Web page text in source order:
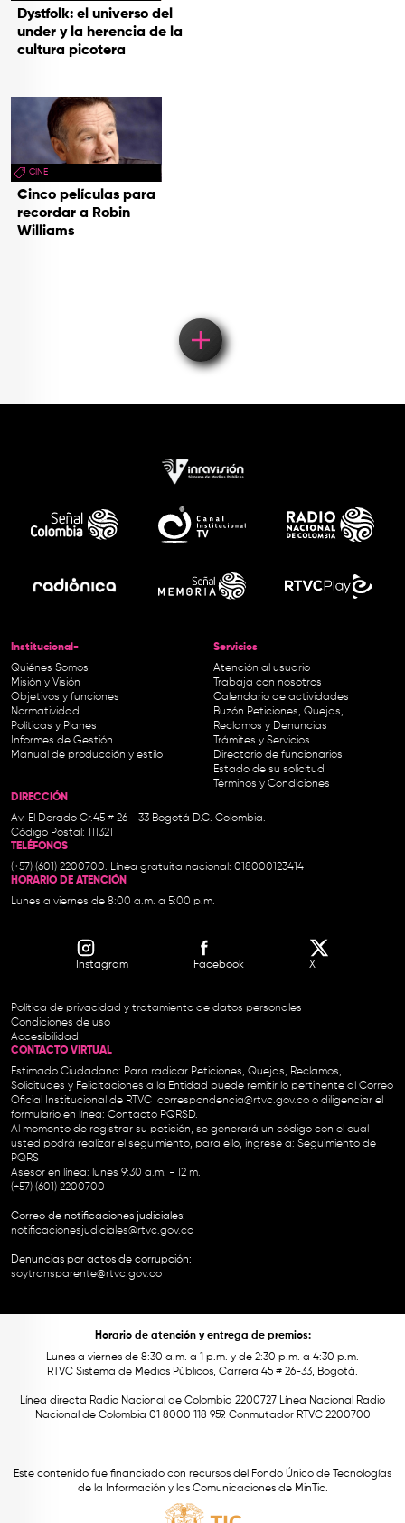
Dystfolk: el universo del
under y la herencia de la
cultura picotera
CINE
Cinco películas para
recordar a Robin
Williams
Institucional-
Quiénes Somos
Misión y Visión
Objetivos y funciones
Normatividad
Políticas y Planes
Informes de Gestión
Manual de producción y estilo
Servicios
Atención al usuario
Trabaja con nosotros
Calendario de actividades
Buzón Peticiones, Quejas,
Reclamos y Denuncias
Trámites y Servicios
Directorio de funcionarios
Estado de su solicitud
Términos y Condiciones
DIRECCIÓN
Av. El Dorado Cr.45 # 26 - 33 Bogotá D.C. Colombia.
Código Postal: 111321
TELÉFONOS
(+57) (601) 2200700. Línea gratuita nacional: 018000123414
HORARIO DE ATENCIÓN
Lunes a viernes de 8:00 a.m. a 5:00 p.m.
Instagram Facebook X
Política de privacidad y tratamiento de datos personales
Condiciones de uso
Accesibilidad
CONTACTO VIRTUAL
Estimado Ciudadano: Para radicar Peticiones, Quejas, Reclamos,
Solicitudes y Felicitaciones a la Entidad puede remitir lo pertinente al Correo
Oficial Institucional de RTVC correspondencia@rtvc.gov.co o diligenciar el
formulario en línea: Contacto PQRSD.
Al momento de registrar su petición, se generará un código con el cual
usted podrá realizar el seguimiento, para ello, ingrese a: Seguimiento de
PQRS
Asesor en línea: lunes 9:30 a.m. - 12 m.
(+57) (601) 2200700
Correo de notificaciones judiciales:
notificacionesjudiciales@rtvc.gov.co
Denuncias por actos de corrupción:
soytransparente@rtvc.gov.co
Horario de atención y entrega de premios:
Lunes a viernes de 8:30 a.m. a 1 p.m. y de 2:30 p.m. a 4:30 p.m.
RTVC Sistema de Medios Públicos, Carrera 45 # 26-33, Bogotá.
Línea directa Radio Nacional de Colombia 2200727 Línea Nacional Radio
Nacional de Colombia 01 8000 118 959. Conmutador RTVC 2200700
Este contenido fue financiado con recursos del Fondo Único de Tecnologías
de la Información y las Comunicaciones de MinTic.